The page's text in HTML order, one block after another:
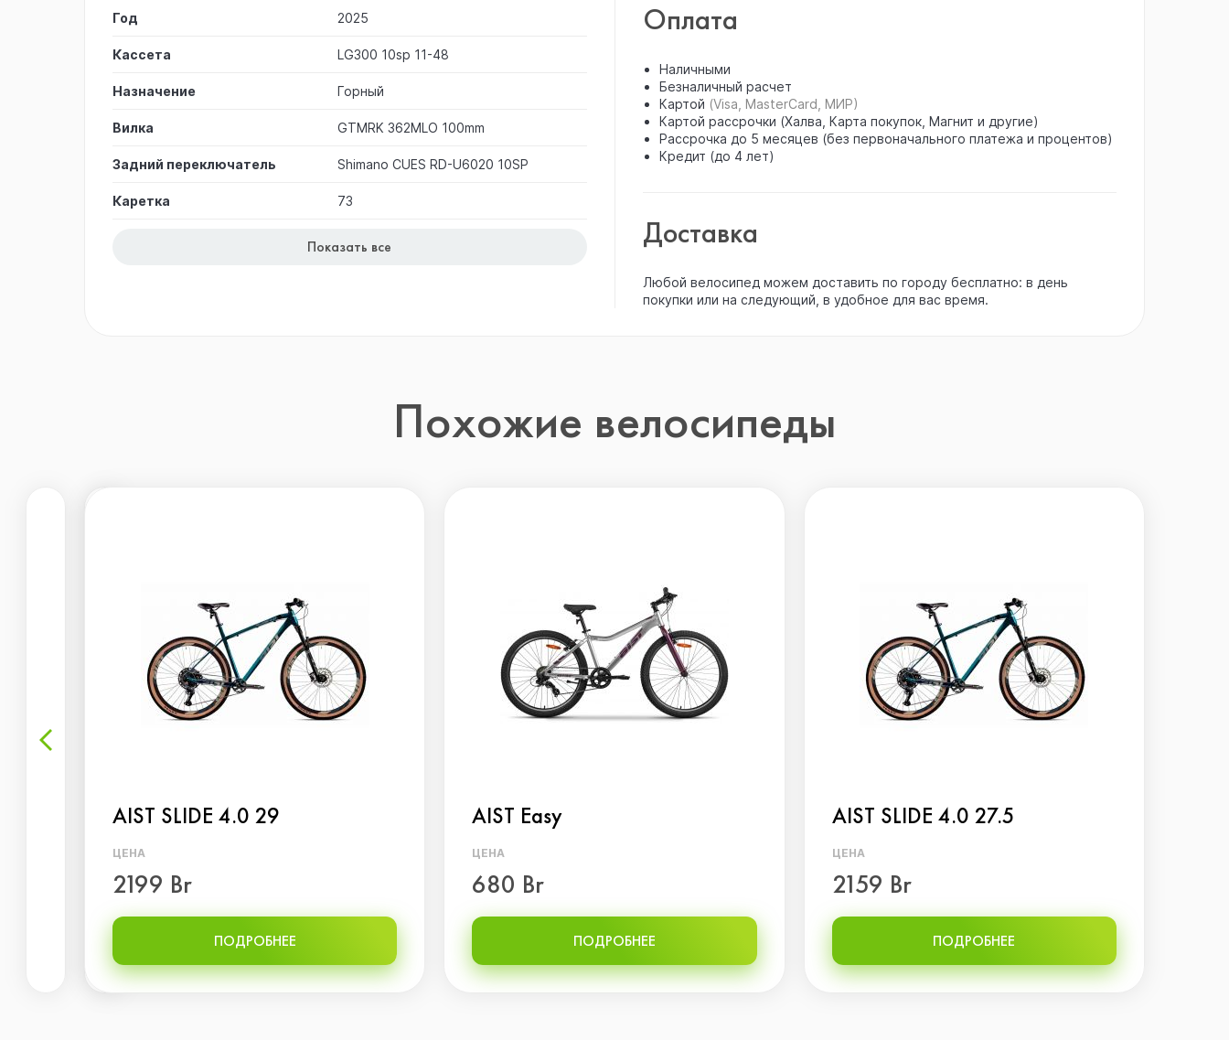
Год 2025
Кассета LG300 10sp 11-48
Назначение Горный
Вилка GTMRK 362MLO 100mm
Задний переключатель Shimano CUES RD-U6020 10SP
Каретка 73
Показать все
Оплата
Наличными
Безналичный расчет
Картой (Visa, MasterCard, МИР)
Картой рассрочки (Халва, Карта покупок, Магнит и другие)
Рассрочка до 5 месяцев (без первоначального платежа и процентов)
Кредит (до 4 лет)
Доставка
Любой велосипед можем доставить по городу бесплатно: в день
покупки или на следующий, в удобное для вас время.
Похожие велосипеды
AIST SLIDE 4.0 29
ЦЕНА
2199 Br
ПОДРОБНЕЕ
AIST Easy
ЦЕНА
680 Br
ПОДРОБНЕЕ
AIST SLIDE 4.0 27.5
ЦЕНА
2159 Br
ПОДРОБНЕЕ